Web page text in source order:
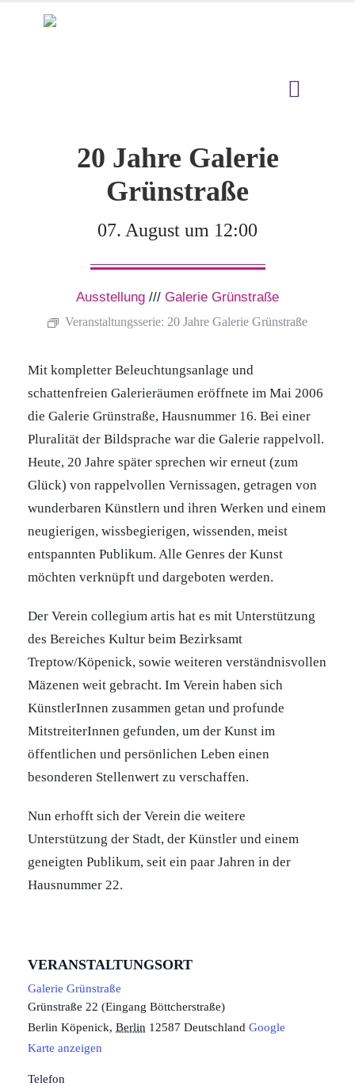
20 Jahre Galerie
Grünstraße
07. August um 12:00
Ausstellung /// Galerie Grünstraße
Veranstaltungsserie: 20 Jahre Galerie Grünstraße
Mit kompletter Beleuchtungsanlage und
schattenfreien Galerieräumen eröffnete im Mai 2006
die Galerie Grünstraße, Hausnummer 16. Bei einer
Pluralität der Bildsprache war die Galerie rappelvoll.
Heute, 20 Jahre später sprechen wir erneut (zum
Glück) von rappelvollen Vernissagen, getragen von
wunderbaren Künstlern und ihren Werken und einem
neugierigen, wissbegierigen, wissenden, meist
entspannten Publikum. Alle Genres der Kunst
möchten verknüpft und dargeboten werden.
Der Verein collegium artis hat es mit Unterstützung
des Bereiches Kultur beim Bezirksamt
Treptow/Köpenick, sowie weiteren verständnisvollen
Mäzenen weit gebracht. Im Verein haben sich
KünstlerInnen zusammen getan und profunde
MitstreiterInnen gefunden, um der Kunst im
öffentlichen und persönlichen Leben einen
besonderen Stellenwert zu verschaffen.
Nun erhofft sich der Verein die weitere
Unterstützung der Stadt, der Künstler und einem
geneigten Publikum, seit ein paar Jahren in der
Hausnummer 22.
VERANSTALTUNGSORT
Galerie Grünstraße
Grünstraße 22 (Eingang Böttcherstraße)
Berlin Köpenick, Berlin 12587 Deutschland Google
Karte anzeigen
Telefon